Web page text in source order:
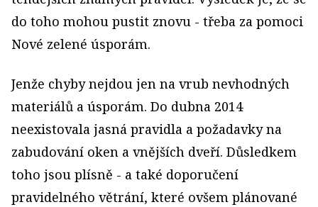
do toho mohou pustit znovu - třeba za pomoci
Nové zelené úsporám.
Jenže chyby nejdou jen na vrub nevhodných
materiálů a úsporám. Do dubna 2014
neexistovala jasná pravidla a požadavky na
zabudování oken a vnějších dveří. Důsledkem
toho jsou plísně - a také doporučení
pravidelného větrání, které ovšem plánované